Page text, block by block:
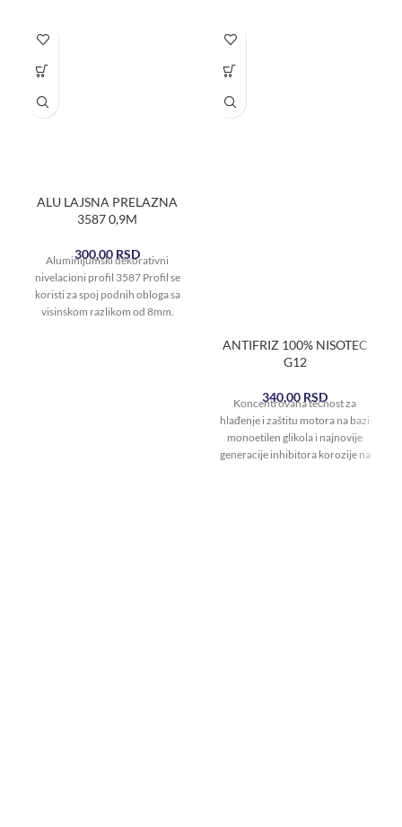
ALU LAJSNA PRELAZNA
3587 0,9M
300,00 RSD
Aluminijumski dekorativni
nivelacioni profil 3587 Profil se
koristi za spoj podnih obloga sa
visinskom razlikom od 8mm.
ANTIFRIZ 100% NISOTEC
G12
340,00 RSD
Koncentrovana tečnost za
hlađenje i zaštitu motora na bazi
monoetilen glikola i najnovije
generacije inhibitora korozije na